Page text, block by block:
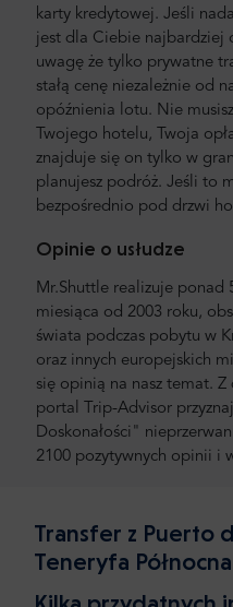
karty kredytowej. Jeśli
jest dla Ciebie najbardziej
uwagę że tylko prywatne
stałą cenę niezależnie od
opóźnienia lotu. Nie
Twojego hotelu, Twoja
znajduje się on tylko w
planujesz podróż. Jeśli to
bezpośrednio pod drzwi
Opinie o usłudze
Mr.Shuttle realizuje ponad
miesiąca od 2003 roku,
świata podczas pobytu w
oraz innych europejskich
się opinią na nasz temat. Z
portal Trip-Advisor
Doskonałości"
2100 pozytywnych opinii i
Transfer z Puerto
Teneryfa Północna